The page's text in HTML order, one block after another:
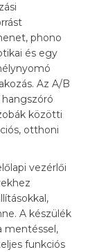
phono
és egy
Az A/B
közötti
otthoni
vezérlői
A készülék
mentéssel,
funkciós